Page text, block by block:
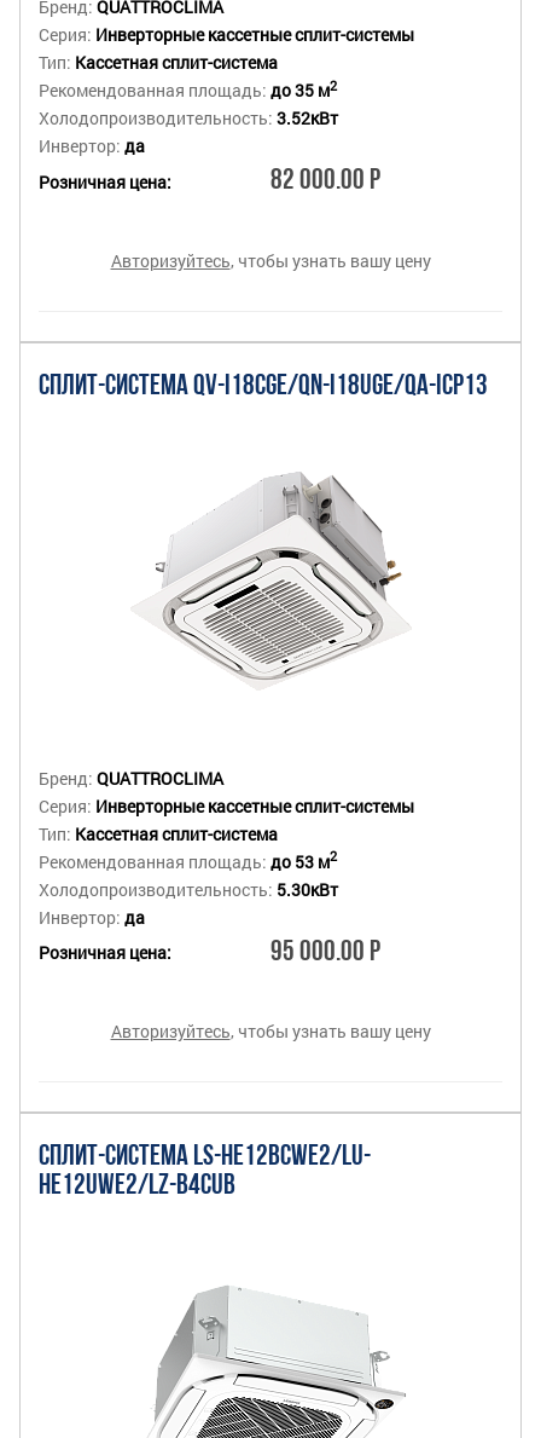
Бренд: QUATTROCLIMA
Серия: Инверторные кассетные сплит-системы
Тип: Кассетная сплит-система
Рекомендованная площадь: до 35 м2
Холодопроизводительность: 3.52кВт
Инвертор: да
Розничная цена:
82 000.00 Р
Авторизуйтесь, чтобы узнать вашу цену
СПЛИТ-СИСТЕМА QV-I18CGE/QN-I18UGE/QA-ICP13
Бренд: QUATTROCLIMA
Серия: Инверторные кассетные сплит-системы
Тип: Кассетная сплит-система
Рекомендованная площадь: до 53 м2
Холодопроизводительность: 5.30кВт
Инвертор: да
Розничная цена:
95 000.00 Р
Авторизуйтесь, чтобы узнать вашу цену
СПЛИТ-СИСТЕМА LS-HE12BCWE2/LU-
HE12UWE2/LZ-B4CUB